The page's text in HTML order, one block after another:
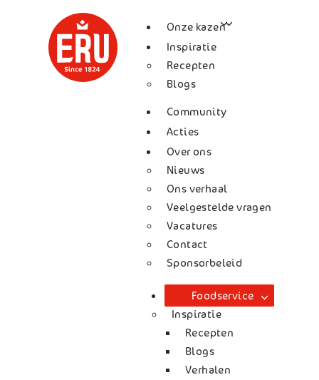
Onze kazen
Inspiratie
Recepten
Blogs
Community
Acties
Over ons
Nieuws
Ons verhaal
Veelgestelde vragen
Vacatures
Contact
Sponsorbeleid
Foodservice
Inspiratie
Recepten
Blogs
Verhalen